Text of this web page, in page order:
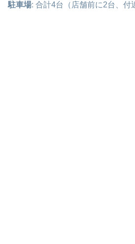
駐車場: 合計4台（店舗前に2台、付